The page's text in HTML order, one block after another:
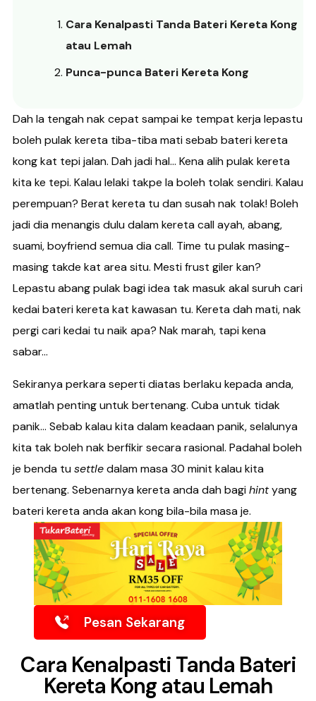
Cara Kenalpasti Tanda Bateri Kereta Kong
atau Lemah
Punca-punca Bateri Kereta Kong
Dah la tengah nak cepat sampai ke tempat kerja lepastu
boleh pulak kereta tiba-tiba mati sebab bateri kereta
kong kat tepi jalan. Dah jadi hal… Kena alih pulak kereta
kita ke tepi. Kalau lelaki takpe la boleh tolak sendiri. Kalau
perempuan? Berat kereta tu dan susah nak tolak! Boleh
jadi dia menangis dulu dalam kereta call ayah, abang,
suami, boyfriend semua dia call. Time tu pulak masing-
masing takde kat area situ. Mesti frust giler kan?
Lepastu abang pulak bagi idea tak masuk akal suruh cari
kedai bateri kereta kat kawasan tu. Kereta dah mati, nak
pergi cari kedai tu naik apa? Nak marah, tapi kena
sabar…
Sekiranya perkara seperti diatas berlaku kepada anda,
amatlah penting untuk bertenang. Cuba untuk tidak
panik… Sebab kalau kita dalam keadaan panik, selalunya
kita tak boleh nak berfikir secara rasional. Padahal boleh
je benda tusettledalam masa 30 minit kalau kita
bertenang. Sebenarnya kereta anda dah bagihintyang
bateri kereta anda akan kong bila-bila masa je.
Pesan Sekarang
Cara Kenalpasti Tanda Bateri
Kereta Kong atau Lemah